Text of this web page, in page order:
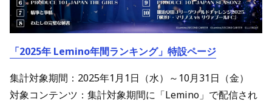
「2025年 Lemino年間ランキング」特設ページ
集計対象期間：2025年1月1日（水）～10月31日（金）
対象コンテンツ：集計対象期間に「Lemino」で配信され